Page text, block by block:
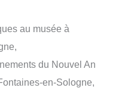
au musée à
du Nouvel An
en-Sologne,